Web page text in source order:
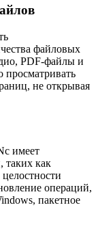
файловых
PDF-файлы и
просматривать
не открывая
имеет
таких как
операций,
пакетное